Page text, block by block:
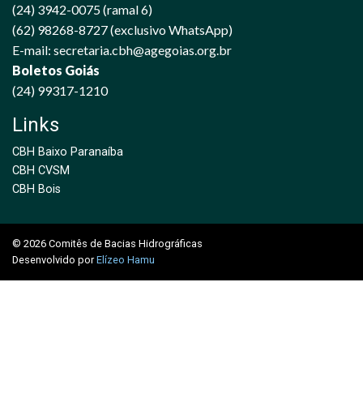
(24) 3942-0075 (ramal 6)
(62) 98268-8727 (exclusivo WhatsApp)
E-mail: secretaria.cbh@agegoias.org.br
Boletos Goiás
(24) 99317-1210
Links
CBH Baixo Paranaíba
CBH CVSM
CBH Bois
© 2026 Comitês de Bacias Hidrográficas
Desenvolvido porElízeo Hamu